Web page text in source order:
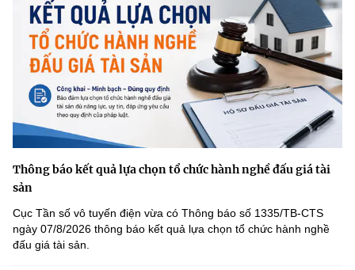
Thông báo kết quả lựa chọn tổ chức hành nghề đấu giá tài
sản
Cục Tần số vô tuyến điện vừa có Thông báo số 1335/TB-CTS
ngày 07/8/2026 thông báo kết quả lựa chọn tổ chức hành nghề
đấu giá tài sản.